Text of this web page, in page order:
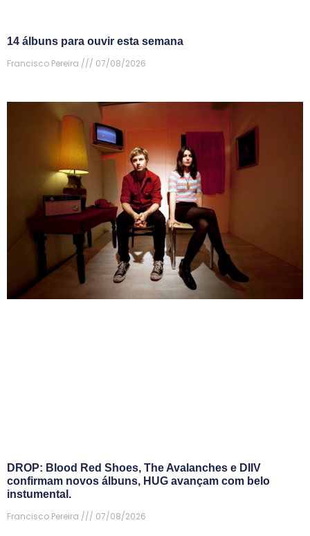
14 álbuns para ouvir esta semana
Francisco Pereira
07/08/2026
DROP: Blood Red Shoes, The Avalanches e DIIV
confirmam novos álbuns, HUG avançam com belo
instumental.
Francisco Pereira
07/08/2026